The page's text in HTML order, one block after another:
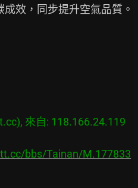
效，同步提升空氣品質。
來自: 118.166.24.119
bbs/Tainan/M.177833